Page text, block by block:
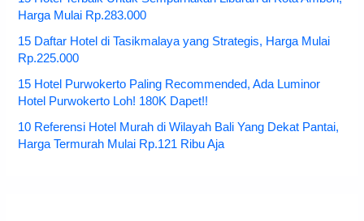
Harga Mulai Rp.283.000
15 Daftar Hotel di Tasikmalaya yang Strategis, Harga Mulai
Rp.225.000
15 Hotel Purwokerto Paling Recommended, Ada Luminor
Hotel Purwokerto Loh! 180K Dapet!!
10 Referensi Hotel Murah di Wilayah Bali Yang Dekat Pantai,
Harga Termurah Mulai Rp.121 Ribu Aja